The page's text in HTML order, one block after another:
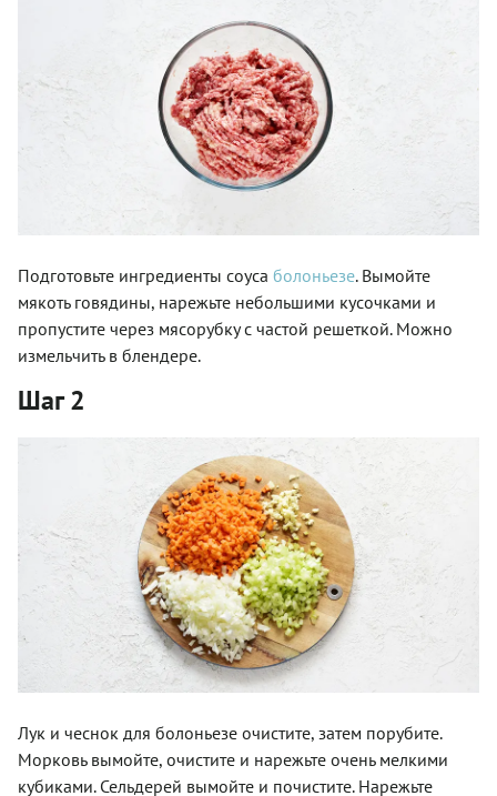
Подготовьте ингредиенты соуса болоньезе. Вымойте
мякоть говядины, нарежьте небольшими кусочками и
пропустите через мясорубку с частой решеткой. Можно
измельчить в блендере.
Шаг 2
Лук и чеснок для болоньезе очистите, затем порубите.
Морковь вымойте, очистите и нарежьте очень мелкими
кубиками. Сельдерей вымойте и почистите. Нарежьте